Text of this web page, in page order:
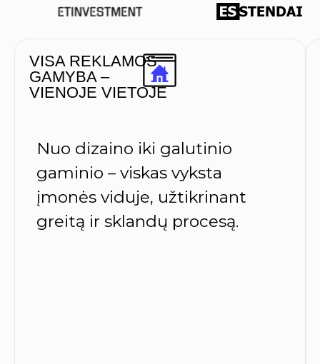
VISA REKLAMOS
GAMYBA –
VIENOJE VIETOJE
Nuo dizaino iki galutinio
gaminio – viskas vyksta
įmonės viduje, užtikrinant
greitą ir sklandų procesą.